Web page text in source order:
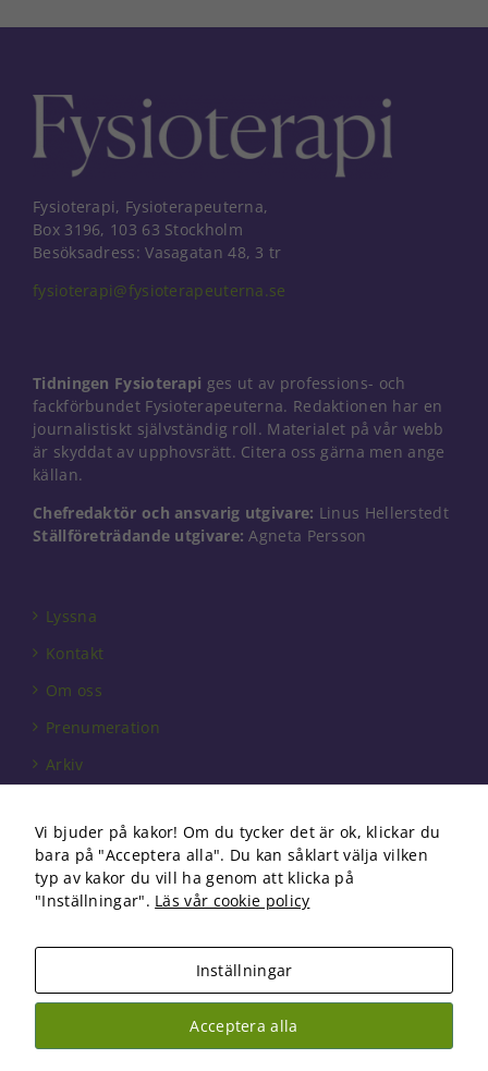
Fysioterapi, Fysioterapeuterna,
Box 3196, 103 63 Stockholm
Besöksadress: Vasagatan 48, 3 tr
fysioterapi@fysioterapeuterna.se
Tidningen Fysioterapi ges ut av professions- och
fackförbundet Fysioterapeuterna. Redaktionen har en
journalistiskt självständig roll. Materialet på vår webb
är skyddat av upphovsrätt. Citera oss gärna men ange
källan.
Chefredaktör och ansvarig utgivare: Linus Hellerstedt
Ställföreträdande utgivare: Agneta Persson
Lyssna
Kontakt
Om oss
Prenumeration
Arkiv
Förbundet
Om cookies
Copyright 2026 Fysioterapi | All Rights Reserved
Facebook
Instagram
Vi bjuder på kakor! Om du tycker det är ok, klickar du
bara på "Acceptera alla". Du kan såklart välja vilken
typ av kakor du vill ha genom att klicka på
"Inställningar". Läs vår cookie policy
Inställningar
Acceptera alla
Nödvändiga
Dessa kakor
kunna
hemsidans
funktionalitet
och
uppbyggnad,
baserat på
används.
Upplevelse